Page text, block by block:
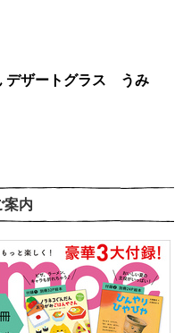
ノラネコぐんだん デザートグラス うみ
案内